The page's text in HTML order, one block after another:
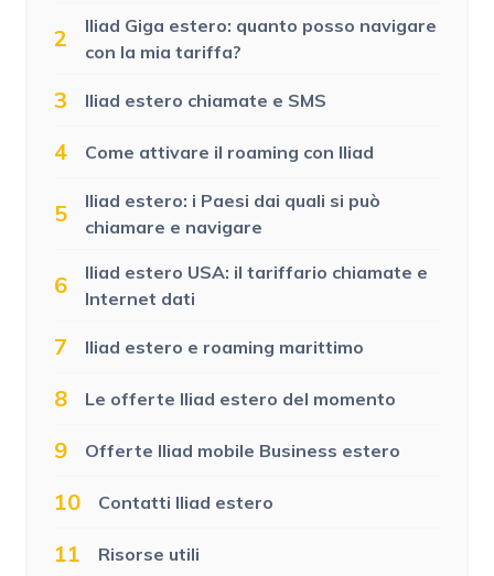
2
Iliad Giga estero: quanto posso navigare
con la mia tariffa?
3 Iliad estero chiamate e SMS
4 Come attivare il roaming con Iliad
5
Iliad estero: i Paesi dai quali si può
chiamare e navigare
6
Iliad estero USA: il tariffario chiamate e
Internet dati
7 Iliad estero e roaming marittimo
8 Le offerte Iliad estero del momento
9 Offerte Iliad mobile Business estero
10 Contatti Iliad estero
11 Risorse utili